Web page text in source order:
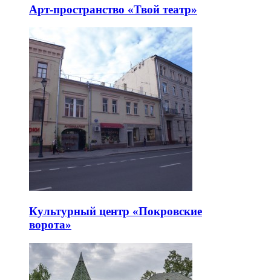
Арт-пространство «Твой театр»
Культурный центр «Покровские
ворота»